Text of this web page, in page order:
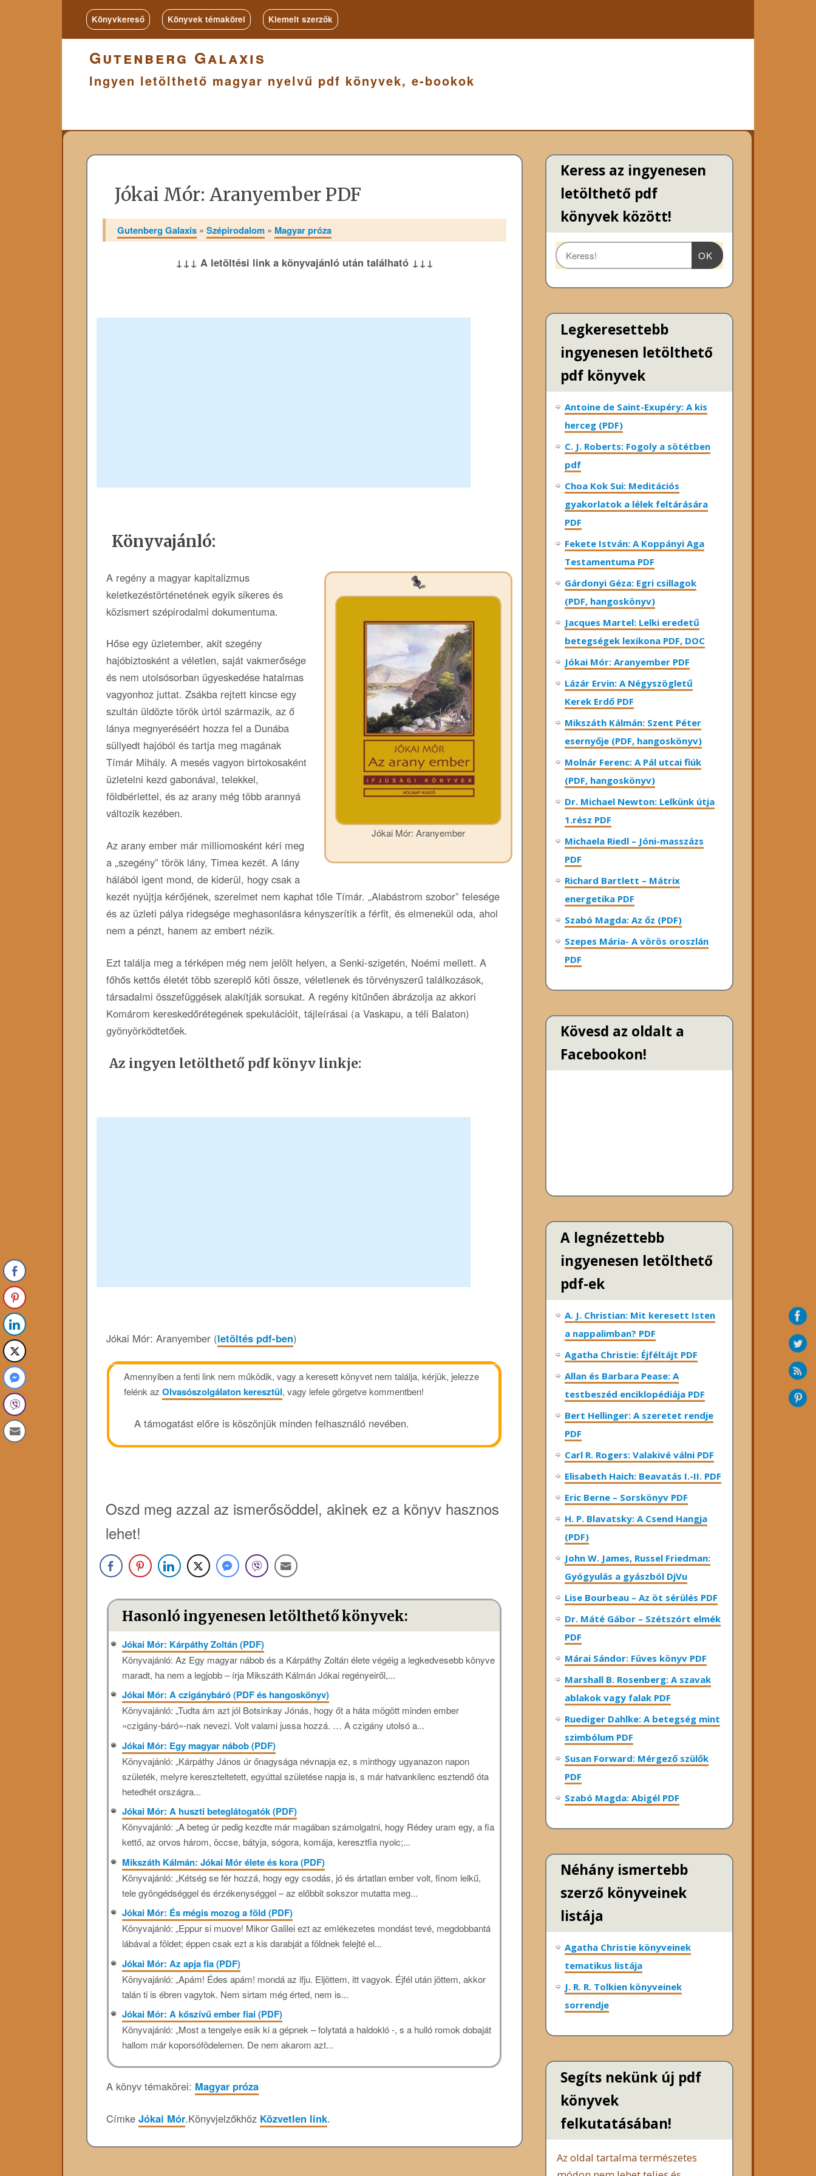
Könyvkereső Könyvek témakörei Kiemelt szerzők
Gutenberg Galaxis
Ingyen letölthető magyar nyelvű pdf könyvek, e-bookok
Jókai Mór: Aranyember PDF
Gutenberg Galaxis »Szépirodalom » Magyar próza
↓↓↓ A letöltési link a könyvajánló után található ↓↓↓
Könyvajánló:
Jókai Mór: Aranyember
A ​regény a magyar kapitalizmus
keletkezéstörténetének egyik sikeres és
közismert szépirodalmi dokumentuma.
Hőse egy üzletember, akit szegény
hajóbiztosként a véletlen, saját vakmerősége
és nem utolsósorban ügyeskedése hatalmas
vagyonhoz juttat. Zsákba rejtett kincse egy
szultán üldözte török úrtól származik, az ő
lánya megnyeréséért hozza fel a Dunába
süllyedt hajóból és tartja meg magának
Tímár Mihály. A mesés vagyon birtokosaként
üzletelni kezd gabonával, telekkel,
földbérlettel, és az arany még több arannyá
változik kezében.
Az arany ember már milliomosként kéri meg
a „szegény” török lány, Timea kezét. A lány
hálából igent mond, de kiderül, hogy csak a
kezét nyújtja kérőjének, szerelmet nem kaphat tőle Tímár. „Alabástrom szobor” felesége
és az üzleti pálya ridegsége meghasonlásra kényszerítik a férfit, és elmenekül oda, ahol
nem a pénzt, hanem az embert nézik.
Ezt találja meg a térképen még nem jelölt helyen, a Senki-szigetén, Noémi mellett. A
főhős kettős életét több szereplő köti össze, véletlenek és törvényszerű találkozások,
társadalmi összefüggések alakítják sorsukat. A regény kitűnően ábrázolja az akkori
Komárom kereskedőrétegének spekulációit, tájleírásai (a Vaskapu, a téli Balaton)
gyönyörködtetőek.
Az ingyen letölthető pdf könyv linkje:
Jókai Mór: Aranyember (letöltés pdf-ben)
Amennyiben a fenti link nem működik, vagy a keresett könyvet nem találja, kérjük, jelezze
felénk azOlvasószolgálaton keresztül, vagy lefele görgetve kommentben!
A támogatást előre is köszönjük minden felhasználó nevében.
Oszd meg azzal az ismerősöddel, akinek ez a könyv hasznos
lehet!
Hasonló ingyenesen letölthető könyvek:
Jókai Mór: Kárpáthy Zoltán (PDF)
Könyvajánló: Az Egy magyar nábob és a Kárpáthy Zoltán élete végéig a legkedvesebb könyve
maradt, ha nem a legjobb – írja Mikszáth Kálmán Jókai regényeiről,...
Jókai Mór: A czigánybáró (PDF és hangoskönyv)
Könyvajánló: „Tudta ám azt jól Botsinkay Jónás, hogy őt a háta mögött minden ember
»czigány-báró«-nak nevezi. Volt valami jussa hozzá. … A czigány utolsó a...
Jókai Mór: Egy magyar nábob (PDF)
Könyvajánló: „Kárpáthy János úr őnagysága névnapja ez, s minthogy ugyanazon napon
születék, melyre kereszteltetett, egyúttal születése napja is, s már hatvankilenc esztendő óta
hetedhét országra...
Jókai Mór: A huszti beteglátogatók (PDF)
Könyvajánló: „A beteg úr pedig kezdte már magában számolgatni, hogy Rédey uram egy, a fia
kettő, az orvos három, öccse, bátyja, sógora, komája, keresztfia nyolc;...
Mikszáth Kálmán: Jókai Mór élete és kora (PDF)
Könyvajánló: „Kétség se fér hozzá, hogy egy csodás, jó és ártatlan ember volt, finom lelkű,
tele gyöngédséggel és érzékenységgel – az előbbit sokszor mutatta meg...
Jókai Mór: És mégis mozog a föld (PDF)
Könyvajánló: „Eppur si muove! Mikor Galilei ezt az emlékezetes mondást tevé, megdobbantá
lábával a földet; éppen csak ezt a kis darabját a földnek felejté el...
Jókai Mór: Az apja fia (PDF)
Könyvajánló: „Apám! Édes apám! mondá az ifju. Eljöttem, itt vagyok. Éjfél után jöttem, akkor
talán ti is ébren vagytok. Nem sirtam még érted, nem is...
Jókai Mór: A kőszívű ember fiai (PDF)
Könyvajánló: „Most a tengelye esik ki a gépnek – folytatá a haldokló -, s a hulló romok dobaját
hallom már koporsófödelemen. De nem akarom azt...
A könyv témakörei: Magyar próza
Címke Jókai Mór.Könyvjelzőkhöz Közvetlen link.
Keress az ingyenesen
letölthető pdf
könyvek között!
OK
Legkeresettebb
ingyenesen letölthető
pdf könyvek
Antoine de Saint-Exupéry: A kis
herceg (PDF)
C. J. Roberts: Fogoly a sötétben
pdf
Choa Kok Sui: Meditációs
gyakorlatok a lélek feltárására
PDF
Fekete István: A Koppányi Aga
Testamentuma PDF
Gárdonyi Géza: Egri csillagok
(PDF, hangoskönyv)
Jacques Martel: Lelki eredetű
betegségek lexikona PDF, DOC
Jókai Mór: Aranyember PDF
Lázár Ervin: A Négyszögletű
Kerek Erdő PDF
Mikszáth Kálmán: Szent Péter
esernyője (PDF, hangoskönyv)
Molnár Ferenc: A Pál utcai fiúk
(PDF, hangoskönyv)
Dr. Michael Newton: Lelkünk útja
1.rész PDF
Michaela Riedl – Jóni-masszázs
PDF
Richard Bartlett – Mátrix
energetika PDF
Szabó Magda: Az őz (PDF)
Szepes Mária- A vörös oroszlán
PDF
Kövesd az oldalt a
Facebookon!
A legnézettebb
ingyenesen letölthető
pdf-ek
A. J. Christian: Mit keresett Isten
a nappalimban? PDF
Agatha Christie: Éjféltájt PDF
Allan és Barbara Pease: A
testbeszéd enciklopédiája PDF
Bert Hellinger: A ​szeretet rendje
PDF
Carl R. Rogers: Valakivé válni PDF
Elisabeth Haich: Beavatás I.-II. PDF
Eric Berne – Sorskönyv PDF
H. P. Blavatsky: A Csend Hangja
(PDF)
John W. James, Russel Friedman:
Gyógyulás a gyászból DjVu
Lise Bourbeau – Az öt sérülés PDF
Dr. Máté Gábor – Szétszórt elmék
PDF
Márai Sándor: Füves könyv PDF
Marshall B. Rosenberg: A szavak
ablakok vagy falak PDF
Ruediger Dahlke: A betegség mint
szimbólum PDF
Susan Forward: Mérgező szülők
PDF
Szabó Magda: Abigél PDF
Néhány ismertebb
szerző könyveinek
listája
Agatha Christie könyveinek
tematikus listája
J. R. R. Tolkien könyveinek
sorrendje
Segíts nekünk új pdf
könyvek
felkutatásában!
Az oldal tartalma természetes